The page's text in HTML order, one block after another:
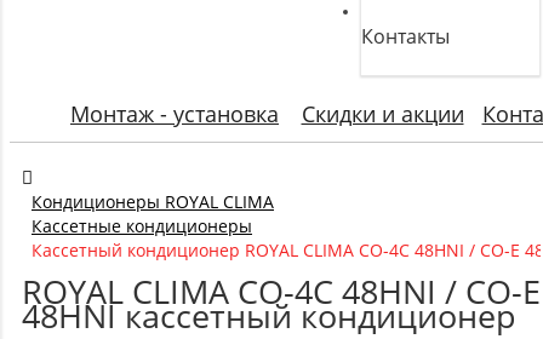
Контакты
Монтаж - установка Скидки и акции
Кондиционеры ROYAL CLIMA
Кассетные кондиционеры
Кассетный кондиционер ROYAL CLIMA CO-4C 48HNI / CO-E
ROYAL CLIMA CO-4C 48HNI / CO-E
48HNI кассетный кондиционер